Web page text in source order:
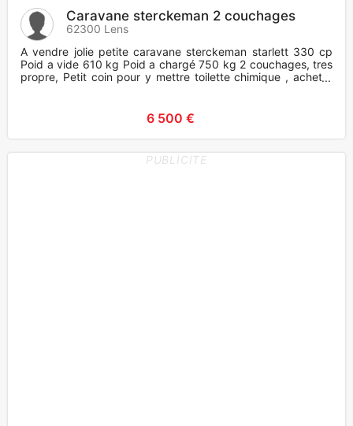
Caravane sterckeman 2 couchages
62300 Lens
A vendre jolie petite caravane sterckeman starlett 330 cp
Poid a vide 610 kg Poid a chargé 750 kg 2 couchages, tres
propre, Petit coin pour y mettre toilette chimique , acheter
6 500 €
PUBLICITE